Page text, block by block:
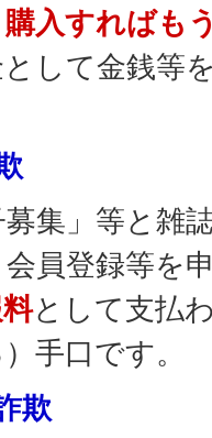
購入すればも
して金銭等
募集」等と雑
員登録等を
として支払
手口です。
欺